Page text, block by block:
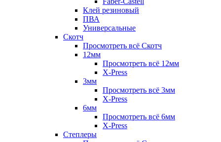
Клей резиновый
ПВА
Универсальные
Скотч
Просмотреть всё Скотч
12мм
Просмотреть всё 12мм
X-Press
3мм
Просмотреть всё 3мм
X-Press
6мм
Просмотреть всё 6мм
X-Press
Степлеры